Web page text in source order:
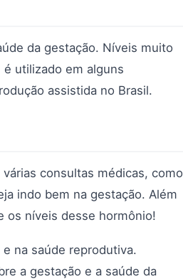
da gestação. Níveis muito
utilizado em alguns
assistida no Brasil.
consultas médicas, como
indo bem na gestação. Além
os níveis desse hormônio!
na saúde reprodutiva.
a gestação e a saúde da